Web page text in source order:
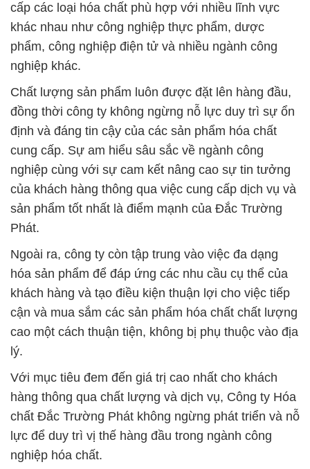
cấp các loại hóa chất phù hợp với nhiều lĩnh vực
khác nhau như công nghiệp thực phẩm, dược
phẩm, công nghiệp điện tử và nhiều ngành công
nghiệp khác.
Chất lượng sản phẩm luôn được đặt lên hàng đầu,
đồng thời công ty không ngừng nỗ lực duy trì sự ổn
định và đáng tin cậy của các sản phẩm hóa chất
cung cấp. Sự am hiểu sâu sắc về ngành công
nghiệp cùng với sự cam kết nâng cao sự tin tưởng
của khách hàng thông qua việc cung cấp dịch vụ và
sản phẩm tốt nhất là điểm mạnh của Đắc Trường
Phát.
Ngoài ra, công ty còn tập trung vào việc đa dạng
hóa sản phẩm để đáp ứng các nhu cầu cụ thể của
khách hàng và tạo điều kiện thuận lợi cho việc tiếp
cận và mua sắm các sản phẩm hóa chất chất lượng
cao một cách thuận tiện, không bị phụ thuộc vào địa
lý.
Với mục tiêu đem đến giá trị cao nhất cho khách
hàng thông qua chất lượng và dịch vụ, Công ty Hóa
chất Đắc Trường Phát không ngừng phát triển và nỗ
lực để duy trì vị thế hàng đầu trong ngành công
nghiệp hóa chất.